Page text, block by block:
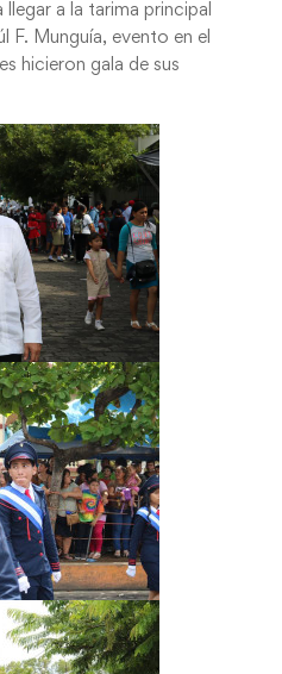
a la tarima principal
F. Munguía, evento en el
hicieron gala de sus